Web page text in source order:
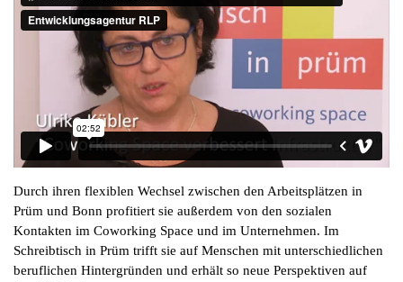
Durch ihren flexiblen Wechsel zwischen den Arbeitsplätzen in
Prüm und Bonn profitiert sie außerdem von den sozialen
Kontakten im Coworking Space und im Unternehmen. Im
Schreibtisch in Prüm trifft sie auf Menschen mit unterschiedlichen
beruflichen Hintergründen und erhält so neue Perspektiven auf